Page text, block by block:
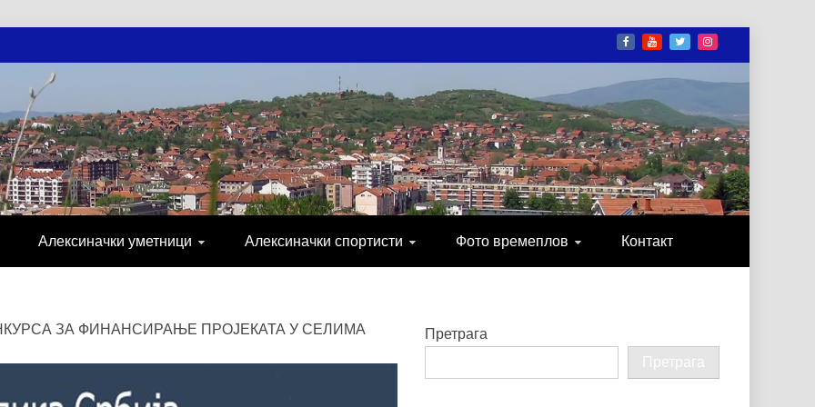
НОВОСТИ
СПОРТ, ПОСЛОВНИ ИМЕНИК, ХРОНИКА, ЗАБАВА…
Алексиначки уметници Алексиначки спортисти Фото времеплов Контакт
ЗА ФИНАНСИРАЊЕ ПРОЈЕКАТА У СЕЛИМА
Претрага
Претрага